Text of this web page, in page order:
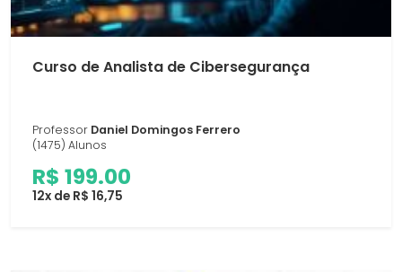
Curso de Analista de Cibersegurança
Professor Daniel Domingos Ferrero
(1475) Alunos
R$ 199.00
12x de R$ 16,75